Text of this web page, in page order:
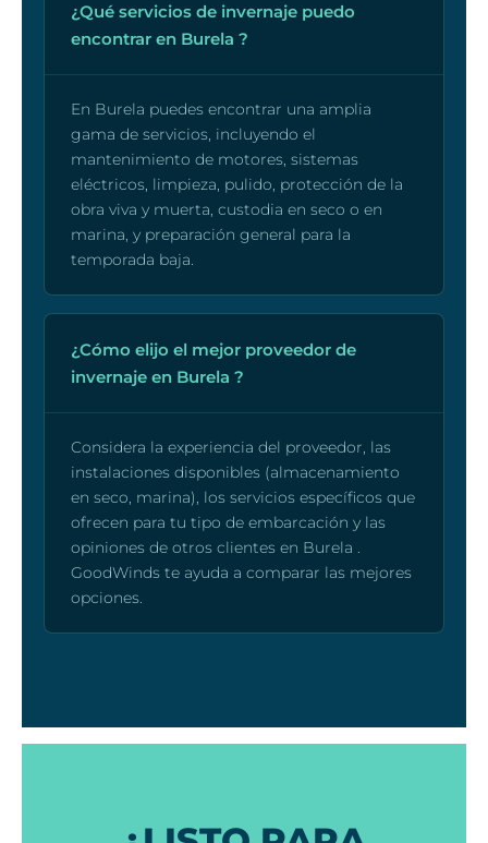
¿Qué servicios de invernaje puedo
encontrar en Burela ?
En Burela puedes encontrar una amplia
gama de servicios, incluyendo el
mantenimiento de motores, sistemas
eléctricos, limpieza, pulido, protección de la
obra viva y muerta, custodia en seco o en
marina, y preparación general para la
temporada baja.
¿Cómo elijo el mejor proveedor de
invernaje en Burela ?
Considera la experiencia del proveedor, las
instalaciones disponibles (almacenamiento
en seco, marina), los servicios específicos que
ofrecen para tu tipo de embarcación y las
opiniones de otros clientes en Burela .
GoodWinds te ayuda a comparar las mejores
opciones.